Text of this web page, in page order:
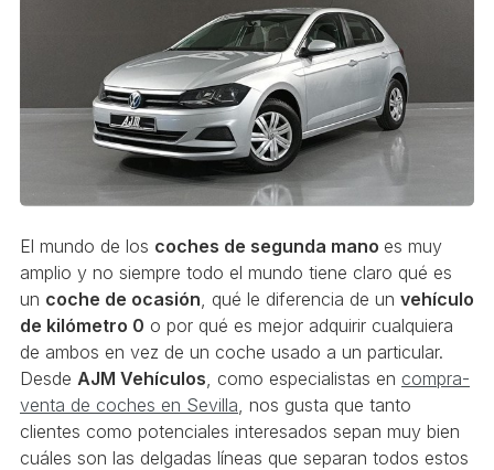
El mundo de los coches de segunda mano es muy
amplio y no siempre todo el mundo tiene claro qué es
un coche de ocasión , qué le diferencia de un vehículo
de kilómetro 0 o por qué es mejor adquirir cualquiera
de ambos en vez de un coche usado a un particular.
Desde AJM Vehículos , como especialistas en compra-
venta de coches en Sevilla , nos gusta que tanto
clientes como potenciales interesados sepan muy bien
cuáles son las delgadas líneas que separan todos estos